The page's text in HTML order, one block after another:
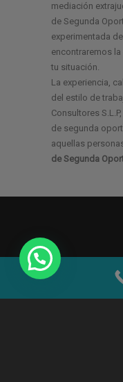
mediación
de Segunda
experimentada
encontraremos
tu situación.
La experiencia,
del estilo de
Consultores
de segunda
aquellas
de Segunda